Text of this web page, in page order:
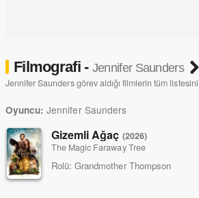
Filmografi - Jennifer Saunders
Jennifer Saunders görev aldığı filmlerin tüm
Oyuncu: Jennifer Saunders
Gizemli Ağaç (2026)
The Magic Faraway Tree
Rolü: Grandmother Thompson